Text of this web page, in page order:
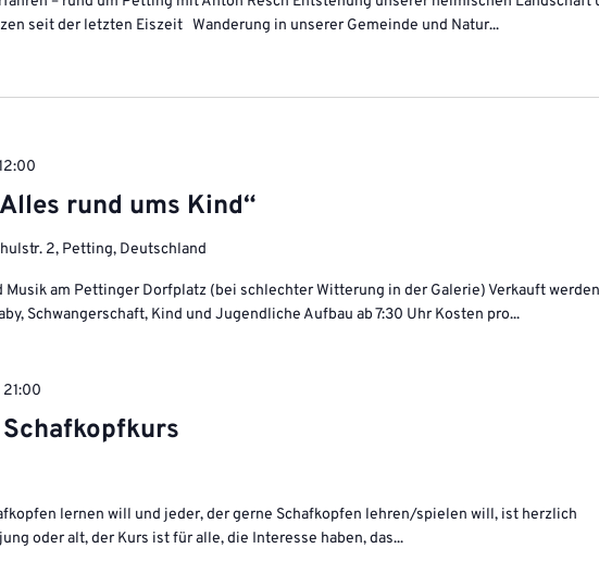
seit der letzten Eiszeit Wanderung in unserer Gemeinde und Natur...
rund ums Kind“
2, Petting, Deutschland
am Pettinger Dorfplatz (bei schlechter Witterung in der Galerie) Verkauft werden
Schwangerschaft, Kind und Jugendliche Aufbau ab 7:30 Uhr Kosten pro...
Schafkopfkurs
21:00
lernen will und jeder, der gerne Schafkopfen lehren/spielen will, ist herzlich
oder alt, der Kurs ist für alle, die Interesse haben, das...